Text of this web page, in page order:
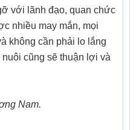
với lãnh đạo, quan chức
nhiều may mắn, mọi
không cần phải lo lắng
cũng sẽ thuận lợi và
Nam.